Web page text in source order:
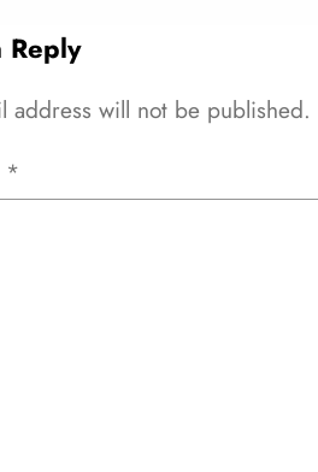
Reply
address will not be published.
*